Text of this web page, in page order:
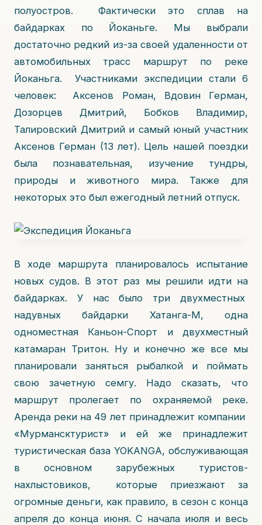
полуостров. Фактически это сплав на
байдарках по Йоканьге. Мы выбрали
достаточно редкий из-за своей удаленности от
автомобильных трасс маршрут по реке
Йоканьга. Участниками экспедиции стали 6
человек: Аксенов Роман, Вдовин Герман,
Дозорцев Дмитрий, Бобков Владимир,
Талировский Дмитрий и самый юный участник
Аксенов Герман (13 лет). Цель нашей поездки
была познавательная, изучение тундры,
природы и животного мира. Также для
некоторых это был ежегодный летний отпуск.
В ходе маршрута планировалось испытание
новых судов. В этот раз мы решили идти на
байдарках. У нас было три двухместных
надувных байдарки Хатанга-М, одна
одноместная Каньон-Спорт и двухместный
катамаран Тритон. Ну и конечно же все мы
планировали заняться рыбалкой и поймать
свою зачетную семгу. Надо сказать, что
маршрут пролегает по охраняемой реке.
Аренда реки на 49 лет принадлежит компании
«Мурмансктурист» и ей же принадлежит
туристическая база YOKANGA, обслуживающая
в основном зарубежных туристов-
нахлыстовиков, которые приезжают за
огромные деньги, как правило, в сезон с конца
апреля до конца июня. С начала июля и весь